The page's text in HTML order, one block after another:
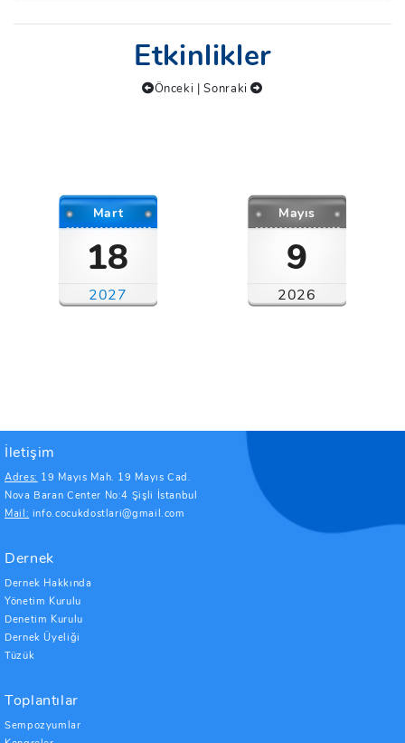
Etkinlikler
Önceki |Sonraki
Mart
18
2027
Mayıs
9
2026
İletişim
Adres: 19 Mayıs Mah. 19 Mayıs Cad.
Nova Baran Center No:4 Şişli İstanbul
Mail: info.cocukdostlari@gmail.com
Dernek
Dernek Hakkında
Yönetim Kurulu
Denetim Kurulu
Dernek Üyeliği
Tüzük
Toplantılar
Sempozyumlar